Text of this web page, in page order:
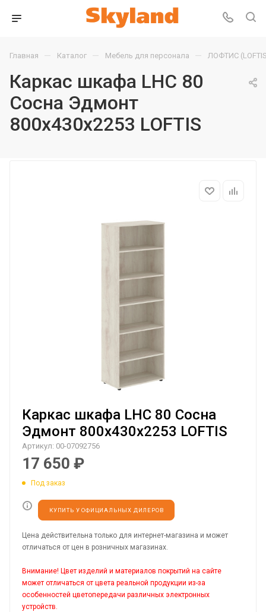
Главная — Каталог — Мебель для персонала — ЛОФТИС
Каркас шкафа LHC 80
Сосна Эдмонт
800х430х2253 LOFTIS
Каркас шкафа LHC 80 Сосна
Эдмонт 800х430х2253 LOFTIS
Артикул: 00-07092756
17 650 ₽
Под заказ
КУПИТЬ У ОФИЦИАЛЬНЫХ ДИЛЕРОВ
Цена действительна только для интернет-магазина и может
отличаться от цен в розничных магазинах.
Внимание! Цвет изделий и материалов покрытий на сайте
может отличаться от цвета реальной продукции из-за
особенностей цветопередачи различных электронных
устройств.